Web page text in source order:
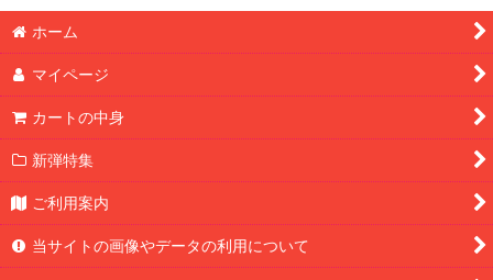
ホーム
マイページ
カートの中身
新弾特集
ご利用案内
当サイトの画像やデータの利用について